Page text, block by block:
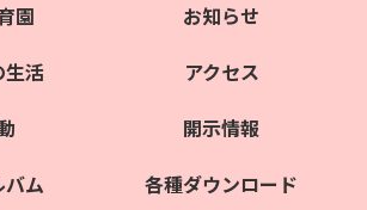
園
活
ム
お知らせ
アクセス
開示情報
各種ダウンロード